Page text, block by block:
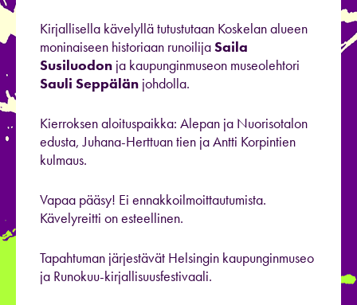
Kirjallisella kävelyllä tutustutaan Koskelan alueen
moninaiseen historiaan runoilijaSaila
Susiluodon ja kaupunginmuseon museolehtori
Sauli Seppälän johdolla.
Kierroksen aloituspaikka: Alepan ja Nuorisotalon
edusta, Juhana-Herttuan tien ja Antti Korpintien
kulmaus.
Vapaa pääsy! Ei ennakkoilmoittautumista.
Kävelyreitti on esteellinen.
Tapahtuman järjestävät Helsingin kaupunginmuseo
ja Runokuu-kirjallisuusfestivaali.